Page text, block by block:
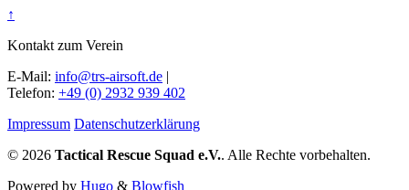
↑
Kontakt zum Verein
E-Mail: info@trs-airsoft.de |
Telefon: +49 (0) 2932 939 402
Impressum Datenschutzerklärung
© 2026 Tactical Rescue Squad e.V.. Alle Rechte vorbehalten.
Powered by Hugo & Blowfish